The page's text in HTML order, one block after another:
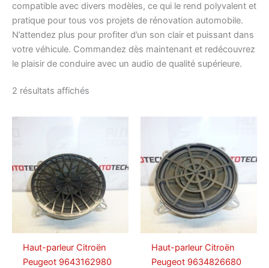
compatible avec divers modèles, ce qui le rend polyvalent et
pratique pour tous vos projets de rénovation automobile.
N’attendez plus pour profiter d’un son clair et puissant dans
votre véhicule. Commandez dès maintenant et redécouvrez
le plaisir de conduire avec un audio de qualité supérieure.
2 résultats affichés
récent
Haut-parleur Citroën
Peugeot 9643162980
Haut-parleur Citroën
Peugeot 9634826680